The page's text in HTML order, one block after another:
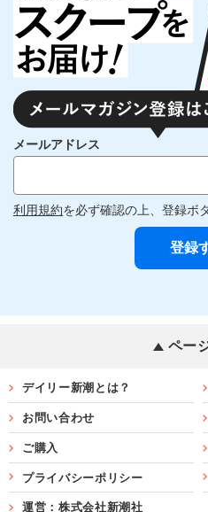
メールアドレス
利用規約を必ず確認の上、登録ボ
ペー
デイリー新潮とは？
お問い合わせ
ご購入
プライバシーポリシー
運営：株式会社新潮社